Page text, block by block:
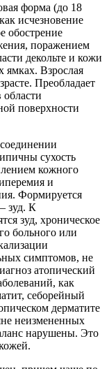
форма (до 18
исчезновение
обострение
поражением
декольте и кожи
ямках. Взрослая
Преобладает
поверхности
сухость
кожного
и
Формируется
зуд. К
зуд, хроническое
больного или
симптомов, не
атопический
как
себорейный
дерматите
неизмененных
нарушены. Это